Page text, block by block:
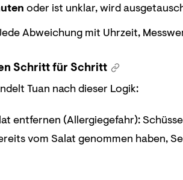
oder ist unklar, wird
Abweichung mit Uhrzeit,
Schritt für Schritt
Tuan nach dieser Logik:
entfernen (Allergiegefahr):
vom Salat genommen haben,